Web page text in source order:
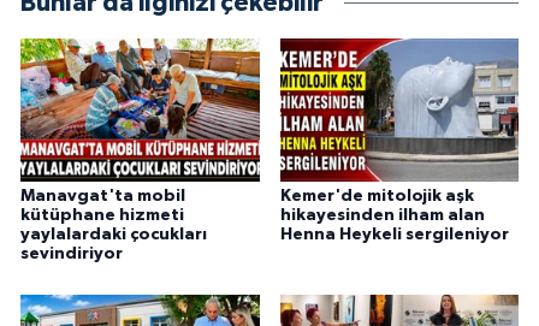
alanlarda ürettiğim içeriklerle kamuoyuna
fayda sağla
Manavgat'ta mobil
kütüphane hizmeti
yaylalardaki çocukları
sevindiriyor
Kemer'de mitolojik aşk
hikayesinden ilham alan
Henna Heykeli sergileniyor